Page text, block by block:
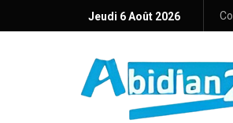
Jeudi 6 Août 2026